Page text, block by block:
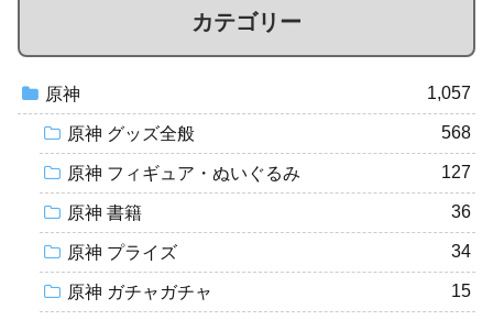
カテゴリー
原神 1,057
原神 グッズ全般 568
原神 フィギュア・ぬいぐるみ 127
原神 書籍 36
原神 プライズ 34
原神 ガチャガチャ 15